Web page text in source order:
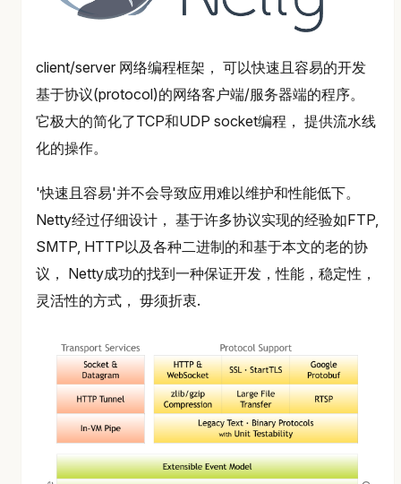
client/server 网络编程框架， 可以快速且容易的开发
基于协议(protocol)的网络客户端/服务器端的程序。
它极大的简化了TCP和UDP socket编程， 提供流水线
化的操作。
'快速且容易'并不会导致应用难以维护和性能低下。
Netty经过仔细设计， 基于许多协议实现的经验如FTP,
SMTP, HTTP以及各种二进制的和基于本文的老的协
议， Netty成功的找到一种保证开发，性能，稳定性，
灵活性的方式， 毋须折衷.